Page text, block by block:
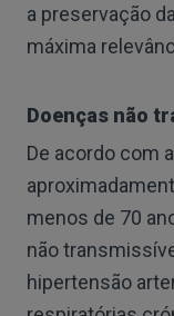
a preservação
máxima
Doenças não
De acordo com
menos de 70
não
hipertensão